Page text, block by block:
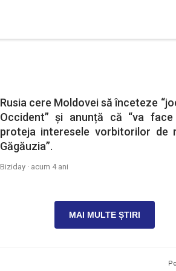
Rusia cere Moldovei să înceteze
Occident” și anunță că “va
proteja interesele vorbitorilor de
Găgăuzia”.
Biziday · acum 4 ani
MAI MULTE ȘTIRI